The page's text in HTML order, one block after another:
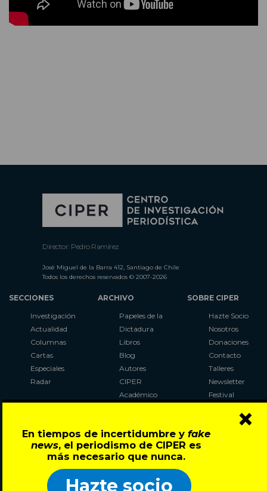
En tiempos de incertidumbre y fake
news, el periodismo de CIPER es
más necesario que nunca.
Hazte socio
×
Director: Pedro Ramírez
José Miguel de la Barra 412, Santiago de Chile
Todos los derechos reservados © 2007-2026
SECCIONES
Investigación
Actualidad
Columnas
Cartas
Especiales
Radar
ARCHIVO
Papeles de la
Dictadura
Libros
Blog
Autores
CIPER
Académico
Al Plebiscito
con CIPER
SOBRE CIPER
Hazte Socio
Nosotros
Donaciones
Contacto
Talleres
Newsletter
Festival